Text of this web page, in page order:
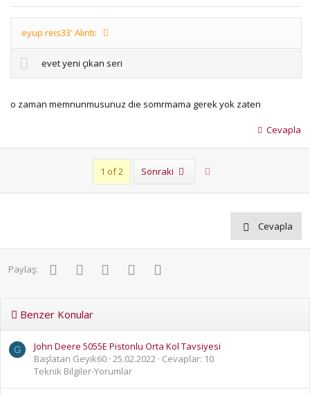
eyup reis33' Alıntı:
evet yeni çıkan seri
o zaman memnunmusunuz dıe somrmama gerek yok zaten
Cevapla
1 of 2 Sonraki
Cevapla
Paylaş: FacebookTwitter PinterestWhatsApp
Benzer Konular
G
John Deere 5055E Pistonlu Orta Kol Tavsiyesi
Başlatan Geyik60 25.02.2022 Cevaplar: 10
Teknik Bilgiler-Yorumlar